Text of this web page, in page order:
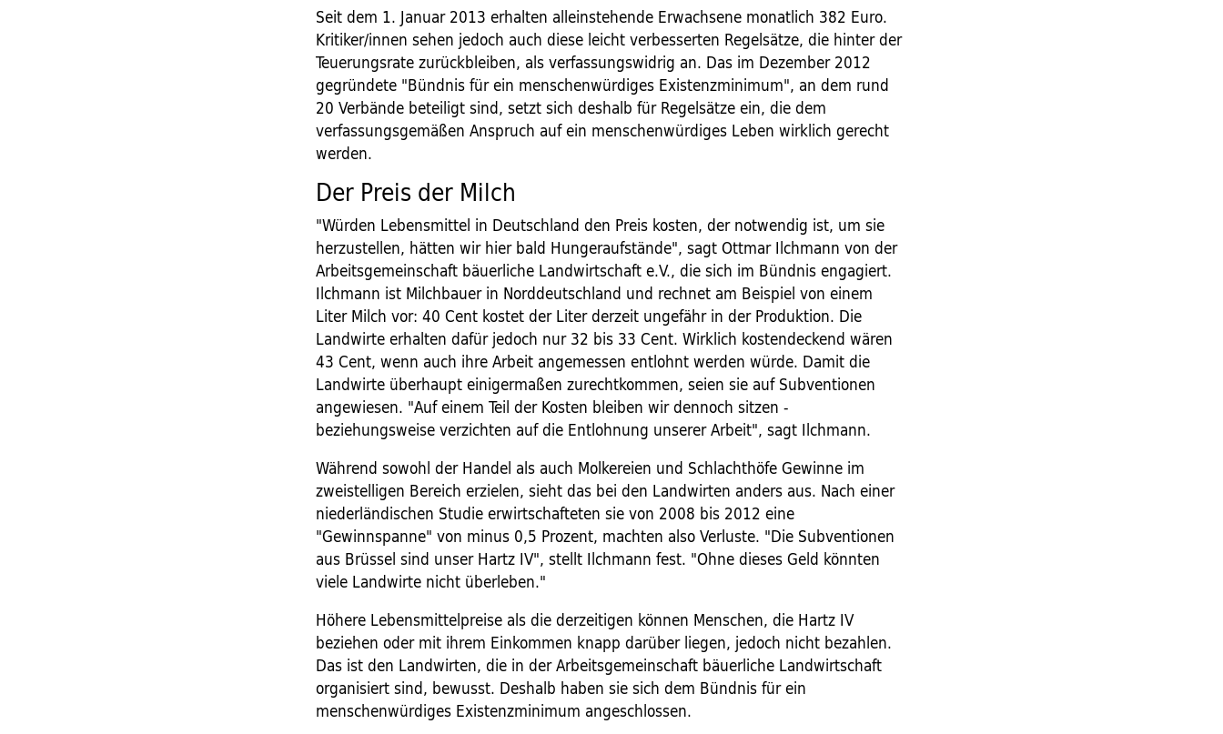
Seit dem 1. Januar 2013 erhalten alleinstehende Erwachsene monatlich 382 Euro.
Kritiker/innen sehen jedoch auch diese leicht verbesserten Regelsätze, die hinter der
Teuerungsrate zurückbleiben, als verfassungswidrig an. Das im Dezember 2012
gegründete "Bündnis für ein menschenwürdiges Existenzminimum", an dem rund
20 Verbände beteiligt sind, setzt sich deshalb für Regelsätze ein, die dem
verfassungsgemäßen Anspruch auf ein menschenwürdiges Leben wirklich gerecht
werden.
Der Preis der Milch
"Würden Lebensmittel in Deutschland den Preis kosten, der notwendig ist, um sie
herzustellen, hätten wir hier bald Hungeraufstände", sagt Ottmar Ilchmann von der
Arbeitsgemeinschaft bäuerliche Landwirtschaft e.V., die sich im Bündnis engagiert.
Ilchmann ist Milchbauer in Norddeutschland und rechnet am Beispiel von einem
Liter Milch vor: 40 Cent kostet der Liter derzeit ungefähr in der Produktion. Die
Landwirte erhalten dafür jedoch nur 32 bis 33 Cent. Wirklich kostendeckend wären
43 Cent, wenn auch ihre Arbeit angemessen entlohnt werden würde. Damit die
Landwirte überhaupt einigermaßen zurechtkommen, seien sie auf Subventionen
angewiesen. "Auf einem Teil der Kosten bleiben wir dennoch sitzen -
beziehungsweise verzichten auf die Entlohnung unserer Arbeit", sagt Ilchmann.
Während sowohl der Handel als auch Molkereien und Schlachthöfe Gewinne im
zweistelligen Bereich erzielen, sieht das bei den Landwirten anders aus. Nach einer
niederländischen Studie erwirtschafteten sie von 2008 bis 2012 eine
"Gewinnspanne" von minus 0,5 Prozent, machten also Verluste. "Die Subventionen
aus Brüssel sind unser Hartz IV", stellt Ilchmann fest. "Ohne dieses Geld könnten
viele Landwirte nicht überleben."
Höhere Lebensmittelpreise als die derzeitigen können Menschen, die Hartz IV
beziehen oder mit ihrem Einkommen knapp darüber liegen, jedoch nicht bezahlen.
Das ist den Landwirten, die in der Arbeitsgemeinschaft bäuerliche Landwirtschaft
organisiert sind, bewusst. Deshalb haben sie sich dem Bündnis für ein
menschenwürdiges Existenzminimum angeschlossen.